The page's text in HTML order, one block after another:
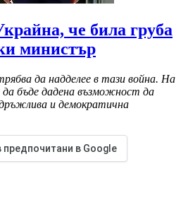
че била груба
министър
да надделее в тази война. На
да бъде дадена възможност да
и демократична
предпочитани в Google